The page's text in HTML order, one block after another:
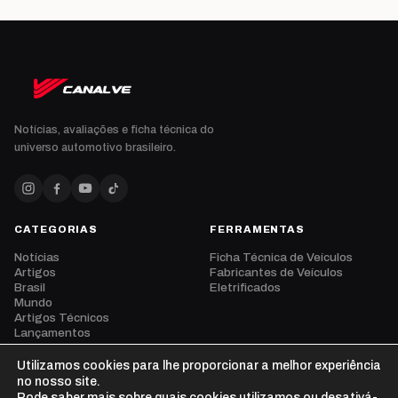
Notícias, avaliações e ficha técnica do
universo automotivo brasileiro.
CATEGORIAS
Notícias
Artigos
Brasil
Mundo
Artigos Técnicos
Lançamentos
Eventos
Opinião
Vídeos
FERRAMENTAS
Ficha Técnica de Veículos
Fabricantes de Veículos
Eletrificados
Utilizamos cookies para lhe proporcionar a melhor experiência
no nosso site.